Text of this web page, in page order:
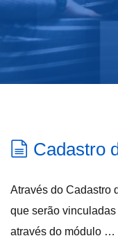
Cadastro
Através do Cadastro
que serão
através do módulo …